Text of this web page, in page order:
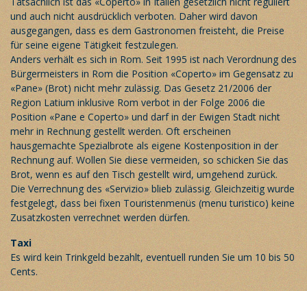
und auch nicht ausdrücklich verboten. Daher wird davon
ausgegangen, dass es dem Gastronomen freisteht, die Preise
für seine eigene Tätigkeit festzulegen.
Anders verhält es sich in Rom. Seit 1995 ist nach Verordnung des
Bürgermeisters in Rom die Position «Coperto» im Gegensatz zu
«Pane» (Brot) nicht mehr zulässig. Das Gesetz 21/2006 der
Region Latium inklusive Rom verbot in der Folge 2006 die
Position «Pane e Coperto» und darf in der Ewigen Stadt nicht
mehr in Rechnung gestellt werden. Oft erscheinen
hausgemachte Spezialbrote als eigene Kostenposition in der
Rechnung auf. Wollen Sie diese vermeiden, so schicken Sie das
Brot, wenn es auf den Tisch gestellt wird, umgehend zurück.
Die Verrechnung des «Servizio» blieb zulässig. Gleichzeitig wurde
festgelegt, dass bei fixen Touristenmenüs (menu turistico) keine
Zusatzkosten verrechnet werden dürfen.
Taxi
Es wird kein Trinkgeld bezahlt, eventuell runden Sie um 10 bis 50
Cents.